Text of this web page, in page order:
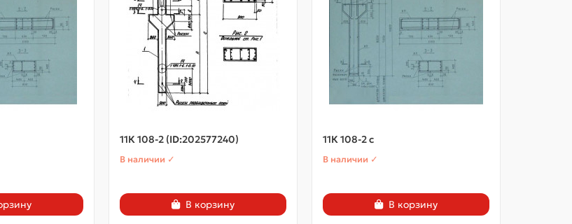
11К 108-2 (ID:202577240)
В наличии ✓
В корзину
11К 108-2 с
В наличии ✓
В корзину